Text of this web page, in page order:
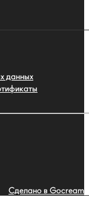
данных
Сделано в Gocream